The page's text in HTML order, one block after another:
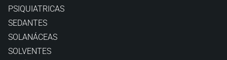
PSIQUIATRICAS
SEDANTES
SOLANÁCEAS
SOLVENTES